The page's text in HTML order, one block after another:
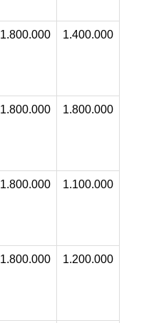
1.800.000 1.400.000
1.800.000 1.800.000
1.800.000 1.100.000
1.800.000 1.200.000